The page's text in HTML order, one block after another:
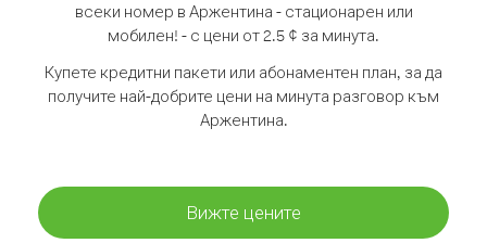
всеки номер в Аржентина - стационарен или
мобилен! - с цени от 2.5 ¢ за минута.
Купете кредитни пакети или абонаментен план, за да
получите най-добрите цени на минута разговор към
Аржентина.
Вижте цените